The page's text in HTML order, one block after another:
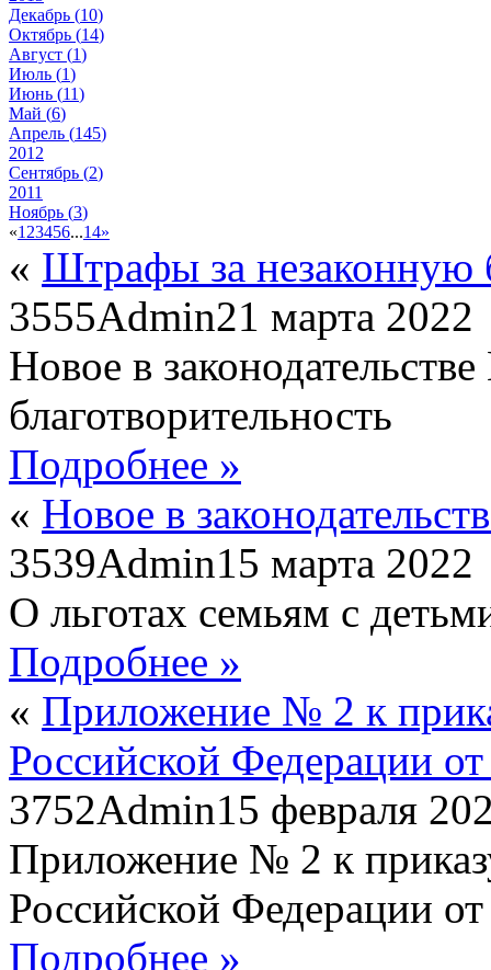
Декабрь (10)
Октябрь (14)
Август (1)
Июль (1)
Июнь (11)
Май (6)
Апрель (145)
2012
Сентябрь (2)
2011
Ноябрь (3)
«1 23456...14»
« Штрафы за незаконную
3555Admin21 марта 2022
Новое в
благотворительность
Подробнее »
« Новое в
3539Admin15 марта 2022
О льготах семьям с
Подробнее »
« Приложение № 2 к
Российской Федерации
3752Admin15 февраля
Приложение № 2 к
Российской Федерации
Подробнее »